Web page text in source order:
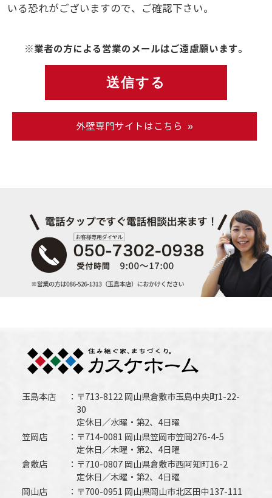
いる恐れがございますので、ご確認下さい。
※業者の方による営業のメールはご遠慮願います。
外壁専門サイトはこちら »
玉島本店
〒713-8122 岡山県倉敷市玉島中央町1-22-
30
定休日／水曜・第2、4日曜
笠岡店
〒714-0081 岡山県笠岡市笠岡276-4-5
定休日／木曜・第2、4日曜
倉敷店
〒710-0807 岡山県倉敷市西阿知町16-2
定休日／木曜・第2、4日曜
岡山店
〒700-0951 岡山県岡山市北区田中137-111